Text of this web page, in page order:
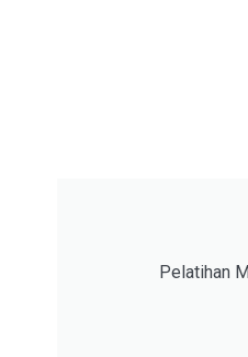
Pelatihan